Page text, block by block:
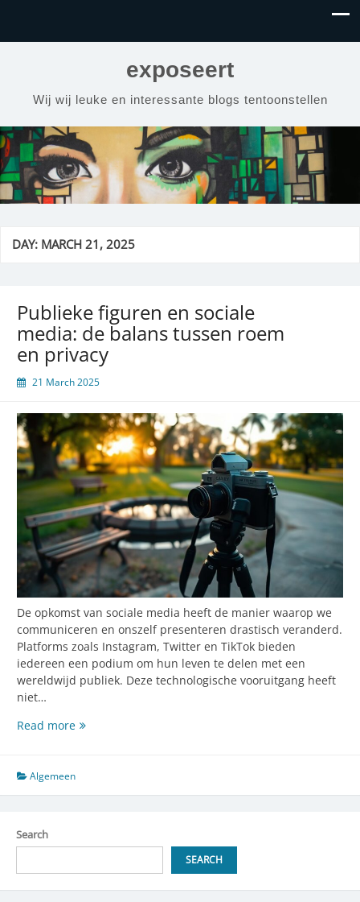
exposeert
Wij wij leuke en interessante blogs tentoonstellen
DAY: MARCH 21, 2025
Publieke figuren en sociale
media: de balans tussen roem
en privacy
21 March 2025
De opkomst van sociale media heeft de manier waarop we
communiceren en onszelf presenteren drastisch veranderd.
Platforms zoals Instagram, Twitter en TikTok bieden
iedereen een podium om hun leven te delen met een
wereldwijd publiek. Deze technologische vooruitgang heeft
niet…
Read morePublieke
sociale
media:
en
privacy
Algemeen
Search
SEARCH